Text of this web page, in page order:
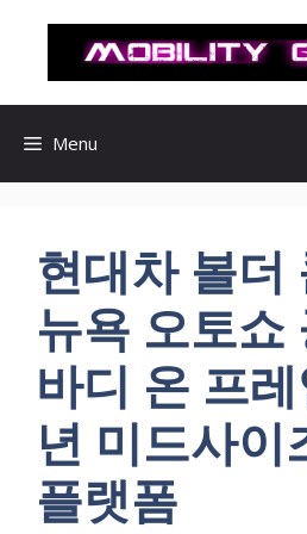
로
Menu
현대차 볼더
뉴욕 오토쇼
바디 온 프
년 미드사이
플랫폼